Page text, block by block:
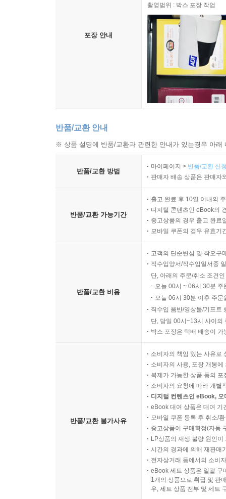
포장 안내
촬영범위 : 박스 포장 작업
반품/교환 안내
※ 상품 설명에 반품/교환과 관련한 안내가 있는경우 아
반품/교환 방법
마이페이지 > 반품/교환 신
판매자 배송 상품은 판매자
반품/교환 가능기간
출고 완료 후 10일 이내의
디지털 콘텐츠인 eBook의
중고상품의 경우 출고 완료
모바일 쿠폰의 경우 유효기
반품/교환 비용
고객의 단순변심 및 착오구
직수입양서/직수입일서중
단, 아래의 주문/취소 조건
오늘 00시 ~ 06시 30분
오늘 06시 30분 이후 주
직수입 음반/영상물/기프트
단, 당일 00시~13시 사이의
박스 포장은 택배 배송이
반품/교환 불가사유
소비자의 책임 있는 사유로
소비자의 사용, 포장 개봉
복제가 가능한 상품 등의
소비자의 요청에 따라 개별
디지털 컨텐츠인 eBook,
eBook 대여 상품은 대여 기
모바일 쿠폰 등록 후 취소/
중고상품이 구매확정(자동
LP상품의 재생 불량 원인
시간의 경과에 의해 재판매
전자상거래 등에서의 소비
eBook 세트 상품은 일괄 구
1개의 상품으로 취급 및 판
우, 세트 상품 전부 및 세트